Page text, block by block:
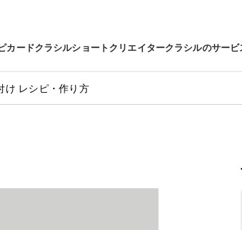
カードクラシルショートクリエイタークラシルのサービ
け レシピ・作り方